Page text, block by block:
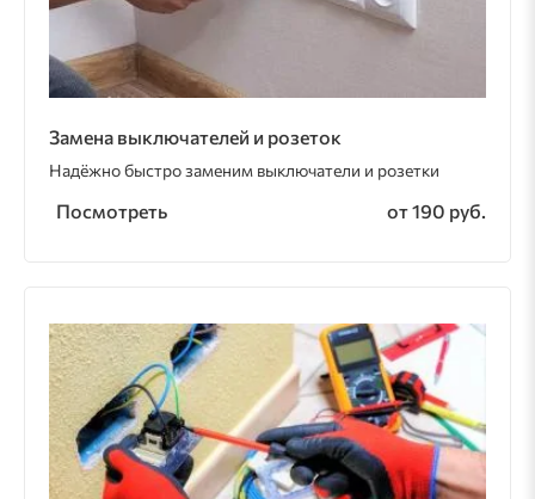
Замена выключателей и розеток
Надёжно быстро заменим выключатели и розетки
Посмотреть от 190 руб.